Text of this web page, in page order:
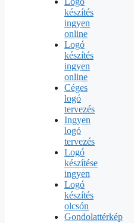
készítés
ingyen
online
Logó
készítés
ingyen
online
Céges
logó
tervezés
Ingyen
logó
tervezés
Logó
készítése
ingyen
Logó
készítés
olcsón
Gondolattérkép